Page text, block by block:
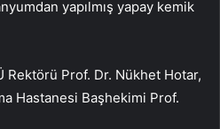
yapılmış yapay kemik
Rektörü Prof. Dr. Nükhet Hotar,
Hastanesi Başhekimi Prof.